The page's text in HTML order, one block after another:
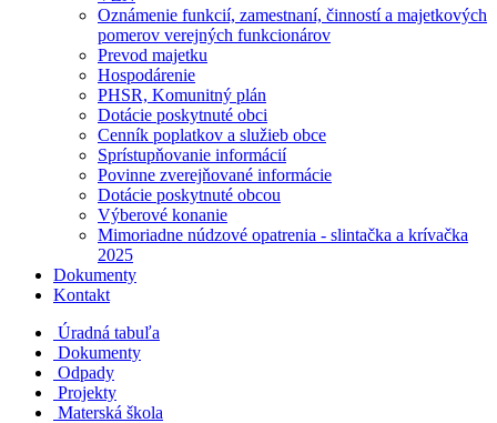
Oznámenie funkcií, zamestnaní, činností a majetkových
pomerov verejných funkcionárov
Prevod majetku
Hospodárenie
PHSR, Komunitný plán
Dotácie poskytnuté obci
Cenník poplatkov a služieb obce
Sprístupňovanie informácií
Povinne zverejňované informácie
Dotácie poskytnuté obcou
Výberové konanie
Mimoriadne núdzové opatrenia - slintačka a krívačka
2025
Dokumenty
Kontakt
Úradná tabuľa
Dokumenty
Odpady
Projekty
Materská škola